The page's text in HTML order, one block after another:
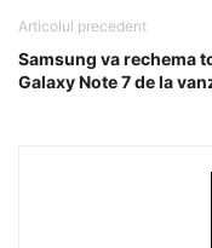
Articolul precedent
Samsung va rechema
Galaxy Note 7 de la